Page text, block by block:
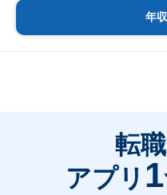
年
転
アプリ 1